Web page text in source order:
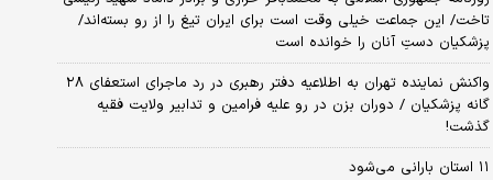
تاخت/ این جماعت خیلی وقت است برای ایران تیغ را از رو بسته‌اند/
پزشکیان دستِ آنان را خوانده است
واکنش نماینده تهران به اطلاعیه دفتر رهبری در رد ماجرای استعفای ۲۸
گانه پزشکیان / دوران بزن در رو علیه فرامین و تدابیر ولایت فقیه
گذشت!
۱۱ استان بارانی می‌شود